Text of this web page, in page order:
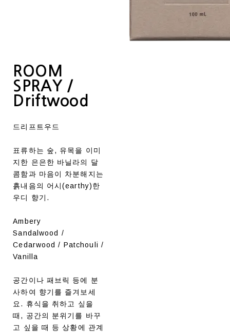
ROOM
SPRAY /
Driftwood
드리프트우드
표류하는 숲, 유목을 이미
지한 은은한 바닐라의 달
콤함과 마음이 차분해지는
흙내음의 어시(earthy)한
우디 향기.
Ambery
Sandalwood /
Cedarwood / Patchouli /
Vanilla
공간이나 패브릭 등에 분
사하여 향기를 즐겨보세
요. 휴식을 취하고 싶을
때, 공간의 분위기를 바꾸
고 싶을 때 등 상황에 관계